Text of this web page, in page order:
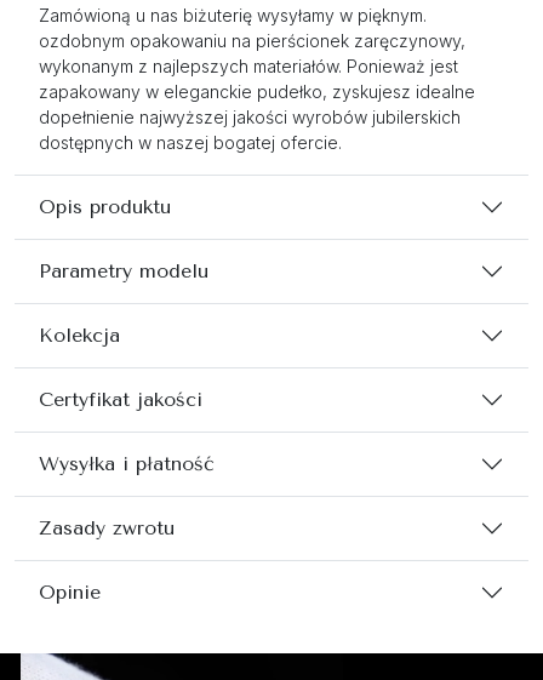
Zamówioną u nas biżuterię wysyłamy w pięknym.
ozdobnym opakowaniu na pierścionek zaręczynowy,
wykonanym z najlepszych materiałów. Ponieważ jest
zapakowany w eleganckie pudełko, zyskujesz idealne
dopełnienie najwyższej jakości wyrobów jubilerskich
dostępnych w naszej bogatej ofercie.
Opis produktu
Parametry modelu
Kolekcja
Certyfikat jakości
Wysyłka i płatność
Zasady zwrotu
Opinie